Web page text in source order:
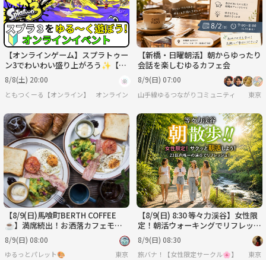
【オンラインゲーム】スプラトゥー
ン3でわいわい盛り上がろう✨【🔰
ゲーム初心者歓迎】
8/8(土) 20:00
ともつくーる【オンライン】 オンライン
【新橋・日曜朝活】朝からゆったり
会話を楽しむゆるカフェ会
8/9(日) 07:00
山手線ゆるつながりコミュニティ 東京
【8/9(日)馬喰町BERTH COFFEE
☕️】満席続出！お洒落カフェモー
ニングで素敵な朝活体験✨
8/9(日) 08:00
ゆるっとパレット🎨 東京
【8/9(日) 8:30 等々力渓谷】女性限
定！朝活ウォーキングでリフレッシ
ュ！趣味友&散歩仲間作りたい人集
まれ☀️🌿
8/9(日) 08:30
旅バナ！【女性限定サークル🌸】 東京